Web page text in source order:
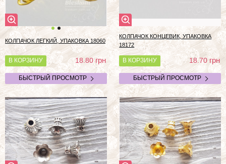
КОЛПАЧОК ЛЕГКИЙ, УПАКОВКА 18060
В КОРЗИНУ 18.80грн
БЫСТРЫЙ ПРОСМОТР
КОЛПАЧОК КОНЦЕВИК, УПАКОВКА
18172
В КОРЗИНУ 18.70грн
БЫСТРЫЙ ПРОСМОТР